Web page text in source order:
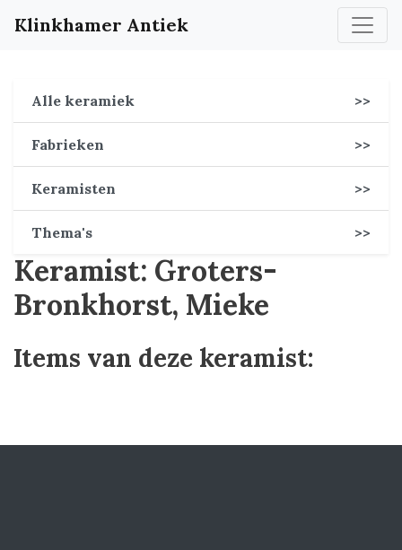
Klinkhamer Antiek
Alle keramiek >>
Fabrieken >>
Keramisten >>
Thema's >>
Keramist: Groters-
Bronkhorst, Mieke
Items van deze keramist: